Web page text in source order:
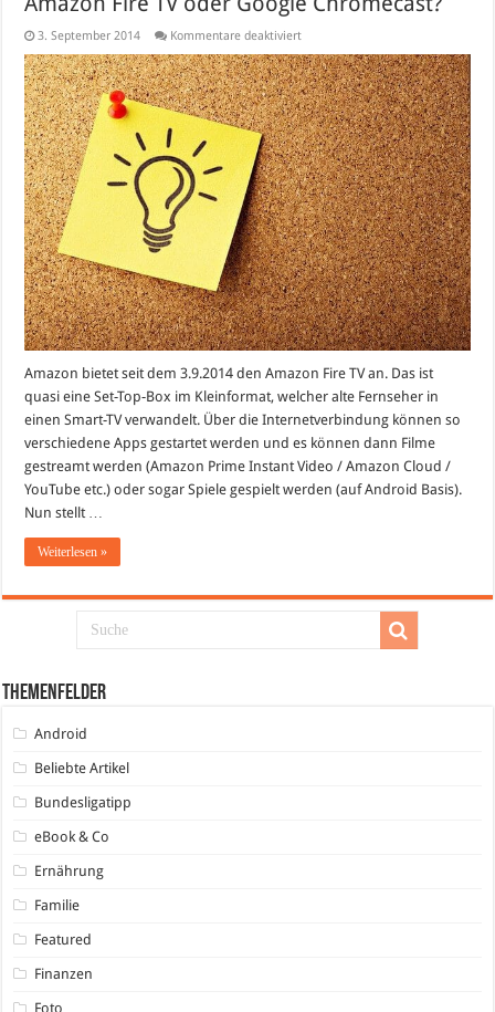
3. September 2014 Kommentare deaktiviertfür
Fire
TV
oder
Google
Chromecast?
Amazon bietet seit dem 3.9.2014 den Amazon Fire TV an. Das ist
quasi eine Set-Top-Box im Kleinformat, welcher alte Fernseher in
einen Smart-TV verwandelt. Über die Internetverbindung können so
verschiedene Apps gestartet werden und es können dann Filme
gestreamt werden (Amazon Prime Instant Video / Amazon Cloud /
YouTube etc.) oder sogar Spiele gespielt werden (auf Android Basis).
Nun stellt …
Weiterlesen »
Themenfelder
Android
Beliebte Artikel
Bundesligatipp
eBook & Co
Ernährung
Familie
Featured
Finanzen
Foto